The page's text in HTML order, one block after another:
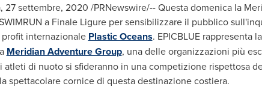
27 settembre, 2020 /PRNewswire/-- Questa domenica la
a Finale Ligure per sensibilizzare il pubblico
internazionale Plastic Oceans. EPICBLUE rappresenta
Meridian Adventure Group, una delle organizzazioni più
atleti di nuoto si sfideranno in una competizione rispettosa
spettacolare cornice di questa destinazione costiera.